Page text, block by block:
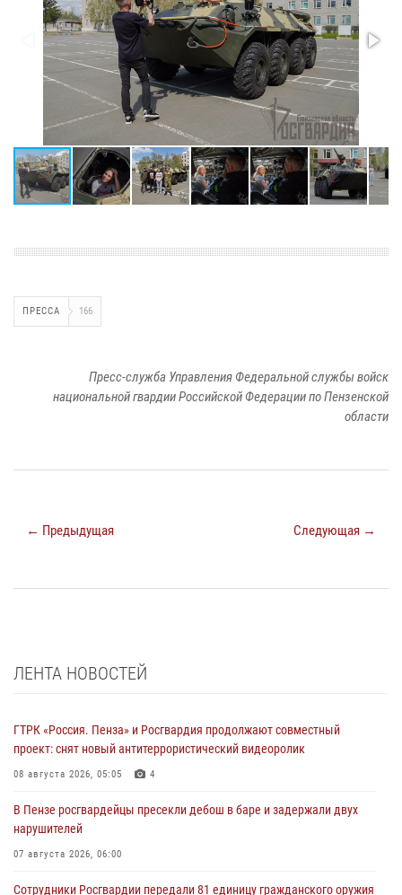
ПРЕССА 166
Пресс-служба Управления Федеральной службы войск
национальной гвардии Российской Федерации по Пензенской
области
← Предыдущая Следующая →
ЛЕНТА НОВОСТЕЙ
ГТРК «Россия. Пенза» и Росгвардия продолжают совместный
проект: снят новый антитеррористический видеоролик
08 августа 2026, 05:05 4
В Пензе росгвардейцы пресекли дебош в баре и задержали двух
нарушителей
07 августа 2026, 06:00
Сотрудники Росгвардии передали 81 единицу гражданского оружия